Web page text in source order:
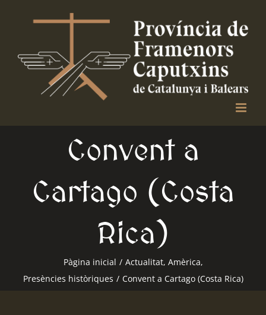
Convent a
Cartago (Costa
Rica)
Pàgina inicial / Actualitat, Amèrica,
Presències històriques / Convent a Cartago (Costa Rica)